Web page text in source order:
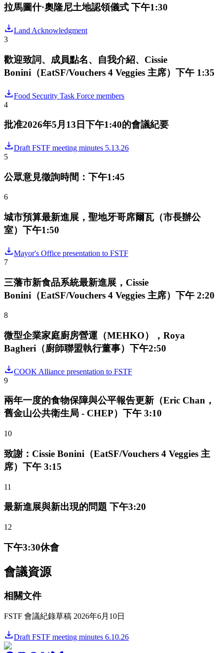
拉馬圖什·奧隆尼土地認領儀式 下午1:30
Land Acknowledgment
3
歡迎致詞、成員點名、自我介紹、Cissie
Bonini（EatSF/Vouchers 4 Veggies 主席）下午 1:35
Food Security Task Force members
4
批准2026年5月13日下午1:40的會議紀要
Draft FSTF meeting minutes 5.13.26
5
公眾意見徵詢時間：下午1:45
6
城市預算最新進展，聖地牙哥席爾瓦（市長辦公
室）下午1:50
Mayor's Office presentation to FSTF
7
三藩市新食品系統最新進展，Cissie
Bonini（EatSF/Vouchers 4 Veggies 主席）下午 2:20
8
微型企業家庭廚房營運（MEHKO），Roya
Bagheri（廚師聯盟執行董事）下午2:50
COOK Alliance presentation to FSTF
9
兩年一度的食物保障與公平報告更新（Eric Chan，
舊金山公共衛生局 - CHEP）下午 3:10
10
致謝：Cissie Bonini（EatSF/Vouchers 4 Veggies 主
席）下午 3:15
11
最新進展與新出現的問題 下午3:20
12
下午3:30休會
會議資源
相關文件
FSTF 會議紀錄草稿 2026年6月10日
Draft FSTF meeting minutes 6.10.26